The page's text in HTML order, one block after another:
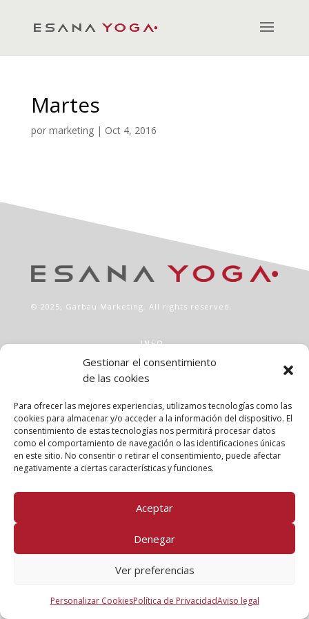
Gestionar el consentimiento
de las cookies
Para ofrecer las mejores experiencias, utilizamos tecnologías como las
cookies para almacenar y/o acceder a la información del dispositivo. El
consentimiento de estas tecnologías nos permitirá procesar datos
como el comportamiento de navegación o las identificaciones únicas
en este sitio. No consentir o retirar el consentimiento, puede afectar
negativamente a ciertas características y funciones.
Aceptar
Denegar
Ver preferencias
Personalizar CookiesPolítica de PrivacidadAviso legal
Martes
por marketing| Oct 4, 2016
© 2025, Garbau Marketing. All rights reserved.
INFO
Aviso legal
Política de privacidad
Política de cookies
Clases
Talleres
Conócenos